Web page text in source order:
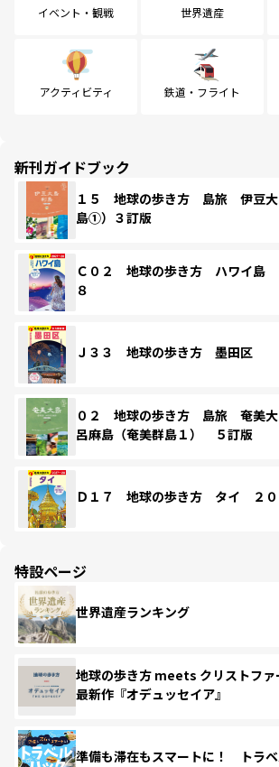
イベント・観戦 世界遺産
アクティビティ 鉄道・フライト
新刊ガイドブック
１５ 地球の歩き方 島旅 伊豆
島①）３訂版
Ｃ０２ 地球の歩き方 ハワイ島
８
Ｊ３３ 地球の歩き方 墨田区
０２ 地球の歩き方 島旅 奄美
呂麻島（奄美群島１） ５訂版
Ｄ１７ 地球の歩き方 タイ ２０
特設ページ
世界遺産ランキング
地球の歩き方 meets クリストファ
最新作『オデュッセイア』
準備も滞在もスマートに！ トラ